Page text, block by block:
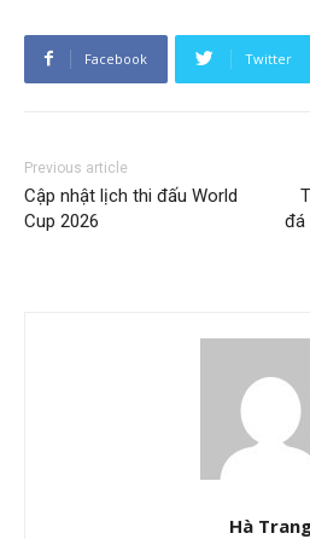
Facebook Twitter
Previous article
Cập nhật lịch thi đấu World
Cup 2026
đá
Hà